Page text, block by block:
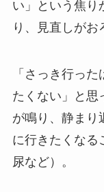
い」という焦り
り、見直しがお
「さっき行っ
たくない」と思
が鳴り、静まり
に行きたくなる
尿など）。